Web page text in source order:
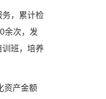
，累计检
余次，发
班，培养
资产金额